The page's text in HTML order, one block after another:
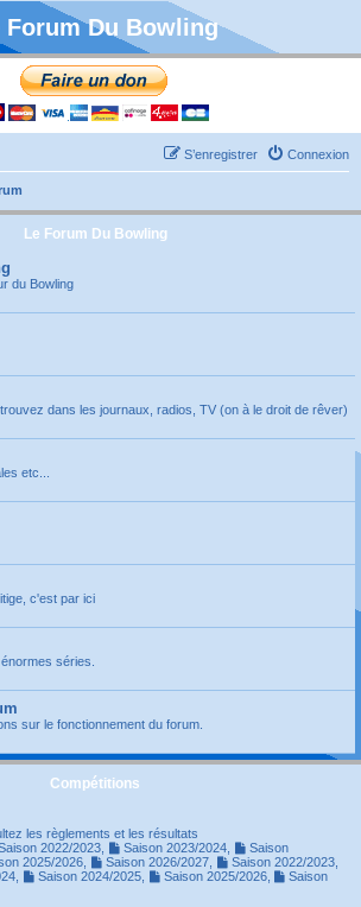
Forum Du Bowling
Connexion
S’enregistrer
Le Forum Du Bowling
du Bowling
dans les journaux, radios, TV (on à le droit de rêver)
etc...
c'est par ici
séries.
sur le fonctionnement du forum.
Compétitions
les règlements et les résultats
2022/2023, Saison 2023/2024,
Saison
2025/2026, Saison 2026/2027, Saison 2022/2023,
, Saison 2024/2025, Saison 2025/2026,
Saison